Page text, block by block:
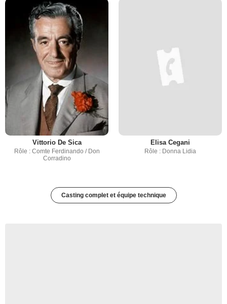
Vittorio De Sica
Rôle : Comte Ferdinando / Don
Corradino
Elisa Cegani
Rôle : Donna Lidia
Casting complet et équipe technique